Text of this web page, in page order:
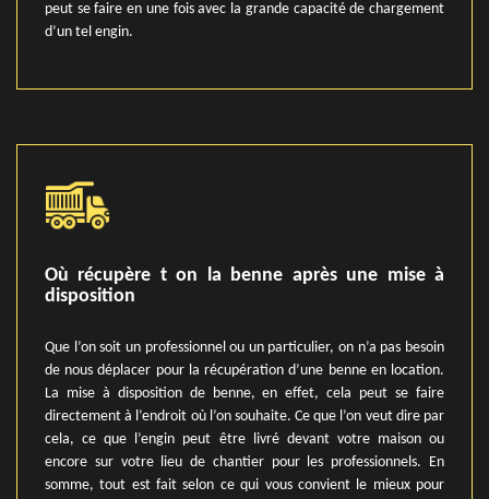
peut se faire en une fois avec la grande capacité de chargement
d’un tel engin.
Où récupère t on la benne après une mise à
disposition
Que l’on soit un professionnel ou un particulier, on n’a pas besoin
de nous déplacer pour la récupération d’une benne en location.
La mise à disposition de benne, en effet, cela peut se faire
directement à l’endroit où l’on souhaite. Ce que l’on veut dire par
cela, ce que l’engin peut être livré devant votre maison ou
encore sur votre lieu de chantier pour les professionnels. En
somme, tout est fait selon ce qui vous convient le mieux pour